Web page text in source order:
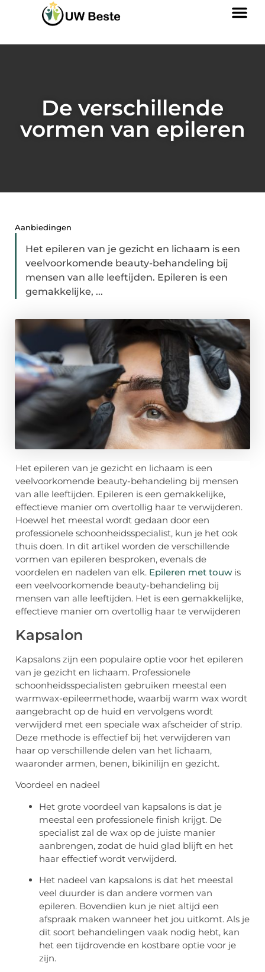
De verschillende
vormen van epileren
Aanbiedingen
Het epileren van je gezicht en lichaam is een
veelvoorkomende beauty-behandeling bij
mensen van alle leeftijden. Epileren is een
gemakkelijke, ...
Het epileren van je gezicht en lichaam is een
veelvoorkomende beauty-behandeling bij mensen
van alle leeftijden. Epileren is een gemakkelijke,
effectieve manier om overtollig haar te verwijderen.
Hoewel het meestal wordt gedaan door een
professionele schoonheidsspecialist, kun je het ook
thuis doen. In dit artikel worden de verschillende
vormen van epileren besproken, evenals de
voordelen en nadelen van elk. Epileren met touwis
een veelvoorkomende beauty-behandeling bij
mensen van alle leeftijden. Het is een gemakkelijke,
effectieve manier om overtollig haar te verwijderen
Kapsalon
Kapsalons zijn een populaire optie voor het epileren
van je gezicht en lichaam. Professionele
schoonheidsspecialisten gebruiken meestal een
warmwax-epileermethode, waarbij warm wax wordt
aangebracht op de huid en vervolgens wordt
verwijderd met een speciale wax afscheider of strip.
Deze methode is effectief bij het verwijderen van
haar op verschillende delen van het lichaam,
waaronder armen, benen, bikinilijn en gezicht.
Voordeel en nadeel
Het grote voordeel van kapsalons is dat je
meestal een professionele finish krijgt. De
specialist zal de wax op de juiste manier
aanbrengen, zodat de huid glad blijft en het
haar effectief wordt verwijderd.
Het nadeel van kapsalons is dat het meestal
veel duurder is dan andere vormen van
epileren. Bovendien kun je niet altijd een
afspraak maken wanneer het jou uitkomt. Als je
dit soort behandelingen vaak nodig hebt, kan
het een tijdrovende en kostbare optie voor je
zijn.